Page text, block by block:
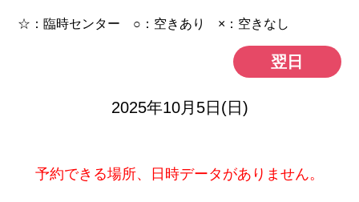
☆：臨時センター ○：空きあり ×：空きなし
翌日
2025年10月5日(日)
予約できる場所、日時データがありません。